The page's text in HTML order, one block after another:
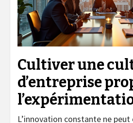
Cultiver une
d’entreprise
L’innovation constante ne